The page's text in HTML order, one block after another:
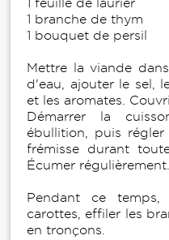
1 feuille de laurier
1 branche de thym
1 bouquet de persil
Mettre la viande
d'eau, ajouter le sel,
et les aromates.
Démarrer la
ébullition, puis
frémisse durant
Écumer
Pendant ce
carottes, effiler les
en tronçons.